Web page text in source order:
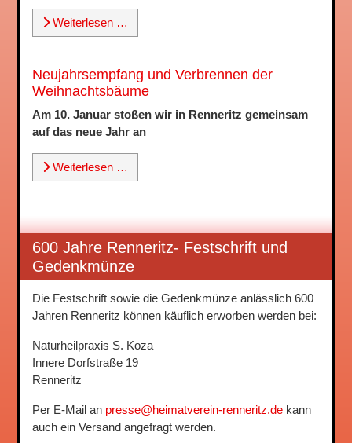
Weiterlesen …
Neujahrsempfang und Verbrennen der
Weihnachtsbäume
Am 10. Januar stoßen wir in Renneritz gemeinsam
auf das neue Jahr an
Weiterlesen …
600 Jahre Renneritz- Festschrift und
Gedenkmünze
Die Festschrift sowie die Gedenkmünze anlässlich 600
Jahren Renneritz können käuflich erworben werden bei:
Naturheilpraxis S. Koza
Innere Dorfstraße 19
Renneritz
Per E-Mail an presse@heimatverein-renneritz.de kann
auch ein Versand angefragt werden.